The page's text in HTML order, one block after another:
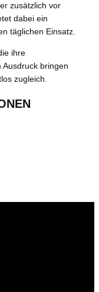
zusätzlich vor
dabei ein
täglichen Einsatz.
ihre
Ausdruck bringen
zugleich.